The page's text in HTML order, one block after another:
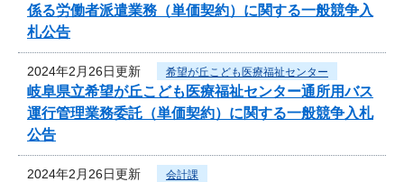
係る労働者派遣業務（単価契約）に関する一般競争入
札公告
2024年2月26日更新 希望が丘こども医療福祉センター
岐阜県立希望が丘こども医療福祉センター通所用バス
運行管理業務委託（単価契約）に関する一般競争入札
公告
2024年2月26日更新 会計課